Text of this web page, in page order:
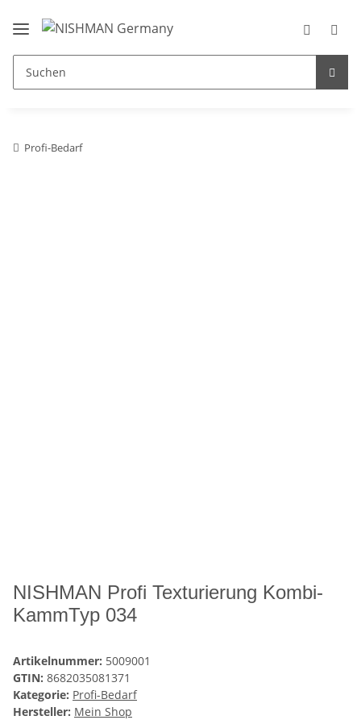
Profi-Bedarf
NISHMAN Profi Texturierung Kombi-
KammTyp 034
Artikelnummer: 5009001
GTIN: 8682035081371
Kategorie: Profi-Bedarf
Hersteller: Mein Shop